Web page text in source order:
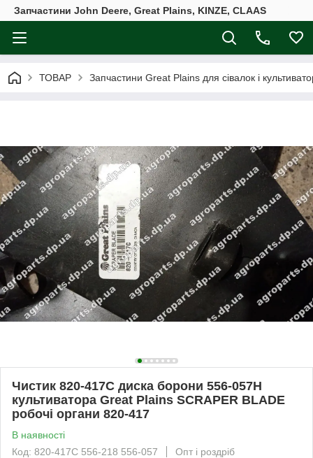
Запчастини John Deere, Great Plains, KINZE, CLAAS
ТОВАР Запчастини Great Plains для сівалок і
Чистик 820-417C диска борони 556-057H
культиватора Great Plains SCRAPER BLADE
робочі органи 820-417
В наявності
Код: 820-417С 556-218 556-057
Опт і роздріб